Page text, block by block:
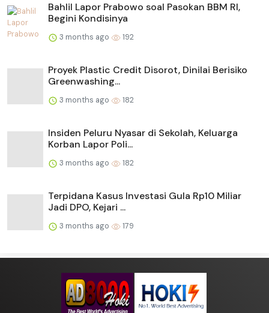
Bahlil Lapor Prabowo soal Pasokan BBM RI,
Begini Kondisinya
3 months ago 192
Proyek Plastic Credit Disorot, Dinilai Berisiko
Greenwashing...
3 months ago 182
Insiden Peluru Nyasar di Sekolah, Keluarga
Korban Lapor Poli...
3 months ago 182
Terpidana Kasus Investasi Gula Rp10 Miliar
Jadi DPO, Kejari ...
3 months ago 179